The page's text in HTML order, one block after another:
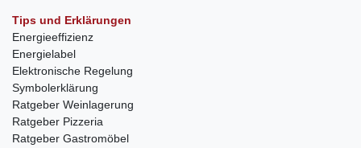
Tips und Erklärungen
Energieeffizienz
Energielabel
Elektronische Regelung
Symbolerklärung
Ratgeber Weinlagerung
Ratgeber Pizzeria
Ratgeber Gastromöbel